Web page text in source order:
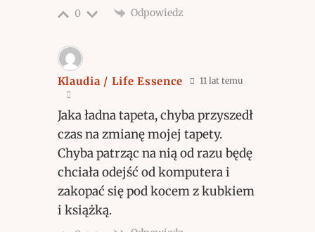
0 Odpowiedz
Klaudia / Life Essence 11 lat temu
Jaka ładna tapeta, chyba przyszedł
czas na zmianę mojej tapety.
Chyba patrząc na nią od razu będę
chciała odejść od komputera i
zakopać się pod kocem z kubkiem
i książką.